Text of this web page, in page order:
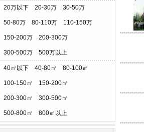
20万以下 20-30万 30-50万
50-80万 80-110万 110-150万
150-200万 200-300万
300-500万 500万以上
40㎡以下 40-80㎡ 80-100㎡
100-150㎡ 150-200㎡
200-300㎡ 300-500㎡
500-800㎡ 800㎡以上